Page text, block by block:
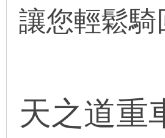
讓您輕鬆騎
天之道重